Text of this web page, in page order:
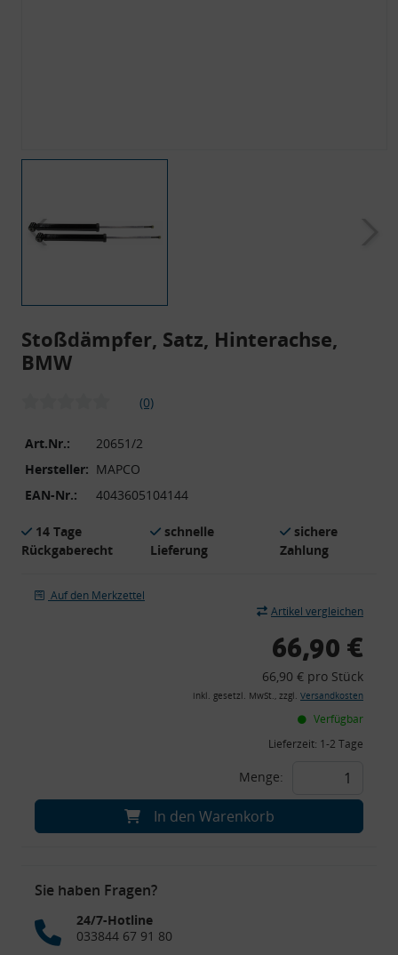
Stoßdämpfer, Satz, Hinterachse,
BMW
(0)
Art.Nr.:
20651/2
Hersteller: MAPCO
EAN-Nr.:
4043605104144
14 Tage
Rückgaberecht
schnelle
Lieferung
sichere
Zahlung
Auf den Merkzettel
Artikel vergleichen
66,90 €
66,90 € pro Stück
inkl. gesetzl. MwSt., zzgl. Versandkosten
Verfügbar
Lieferzeit: 1-2 Tage
Menge:
In den Warenkorb
Sie haben Fragen?
24/7-Hotline
033844 67 91 80